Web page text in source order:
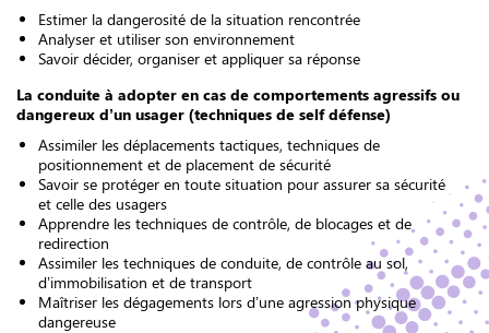
Estimer la dangerosité de la situation rencontrée
Analyser et utiliser son environnement
Savoir décider, organiser et appliquer sa réponse
La conduite à adopter en cas de comportements agressifs ou
dangereux d’un usager (techniques de self défense)
Assimiler les déplacements tactiques, techniques de
positionnement et de placement de sécurité
Savoir se protéger en toute situation pour assurer sa sécurité
et celle des usagers
Apprendre les techniques de contrôle, de blocages et de
redirection
Assimiler les techniques de conduite, de contrôle au sol,
d’immobilisation et de transport
Maîtriser les dégagements lors d’une agression physique
dangereuse